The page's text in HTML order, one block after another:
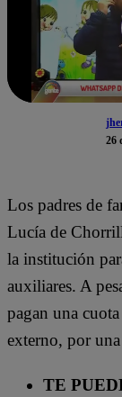
26
Los padres de
Lucía de
la institución
auxiliares. A
pagan una
externo, por
TE